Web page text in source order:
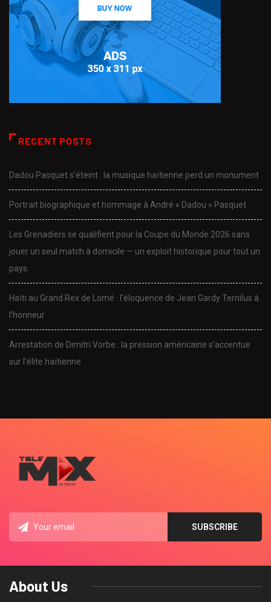
RECENT POSTS
Dadou Pasquet s’éteint : la musique haïtienne perd un monument
Portrait biographique et hommage à André « Dadou » Pasquet
Les Grenadiers se qualifient pour la Coupe du Monde 2026 sans
jouer un seul match à domicile — un exploit historique pour tout un
pays.
Haïti au Grand Rex de Lomé : l’éloquence de Jean Gardy Ternilus à
l’honneur
Arrestation de Dimitri Vorbe : la pression américaine s’accentue
sur l’élite haïtienne
About Us